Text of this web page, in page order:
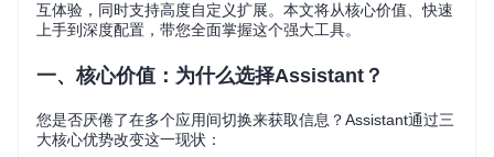
互体验，同时支持高度自定义扩展。本文将从核心价值、快速
上手到深度配置，带您全面掌握这个强大工具。
一、核心价值：为什么选择Assistant？
您是否厌倦了在多个应用间切换来获取信息？Assistant通过三
大核心优势改变这一现状：